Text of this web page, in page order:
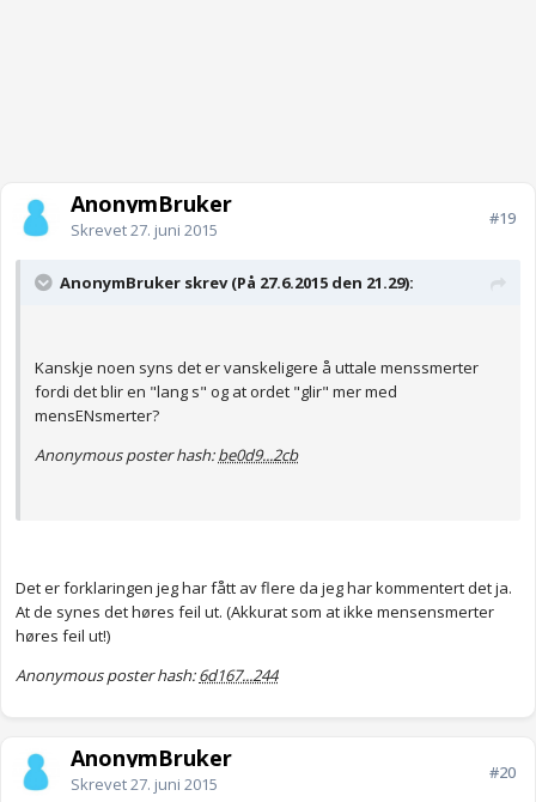
AnonymBruker
Skrevet27. juni 2015
#19
AnonymBruker skrev (På 27.6.2015 den 21.29):
Kanskje noen syns det er vanskeligere å uttale menssmerter
fordi det blir en "lang s" og at ordet "glir" mer med
mensENsmerter?
Anonymous poster hash:be0d9...2cb
Det er forklaringen jeg har fått av flere da jeg har kommentert det ja.
At de synes det høres feil ut. (Akkurat som at ikke mensensmerter
høres feil ut!)
Anonymous poster hash:6d167...244
AnonymBruker
Skrevet27. juni 2015
#20